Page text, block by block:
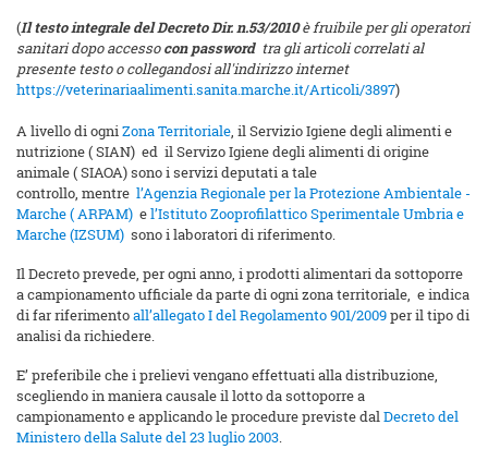
(Il testo integrale del Decreto Dir. n.53/2010è fruibile per gli operatori
sanitari dopo accessocon password tra gli articoli correlati al
presente testo o collegandosi all'indirizzo internet
https://veterinariaalimenti.sanita.marche.it/Articoli/3897)
A livello di ogniZona Territoriale, il Servizio Igiene degli alimenti e
nutrizione ( SIAN) ed il Servizo Igiene degli alimenti di origine
animale ( SIAOA) sono i servizi deputati a tale
controllo, mentre l’Agenzia Regionale per la Protezione Ambientale -
Marche ( ARPAM) el’Istituto Zooprofilattico Sperimentale Umbria e
Marche (IZSUM) sono i laboratori di riferimento.
Il Decreto prevede, per ogni anno, i prodotti alimentari da sottoporre
a campionamento ufficiale da parte di ogni zona territoriale, e indica
di far riferimentoall’allegato I del Regolamento 901/2009per il tipo di
analisi da richiedere.
E’ preferibile che i prelievi vengano effettuati alla distribuzione,
scegliendo in maniera causale il lotto da sottoporre a
campionamento e applicando le procedure previste dalDecreto del
Ministero della Salute del 23 luglio 2003.